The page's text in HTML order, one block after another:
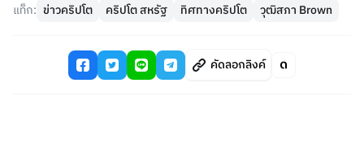
แท็ก: ข่าวคริปโต คริปโต สหรัฐ ทิศทางคริปโต วุฒิสภา Brown
คัดลอกลิงค์